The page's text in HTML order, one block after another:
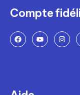
Compte